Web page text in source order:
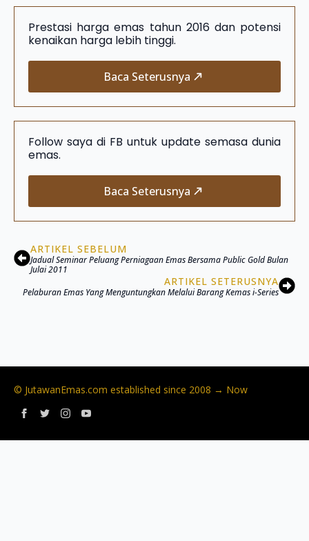
Prestasi harga emas tahun 2016 dan potensi
kenaikan harga lebih tinggi.
Baca Seterusnya
Follow saya di FB untuk update semasa dunia
emas.
Baca Seterusnya
ARTIKEL SEBELUM
Jadual Seminar Peluang Perniagaan Emas Bersama Public Gold Bulan
Julai 2011
ARTIKEL SETERUSNYA
Pelaburan Emas Yang Menguntungkan Melalui Barang Kemas i-Series
© JutawanEmas.com established since 2008 → Now